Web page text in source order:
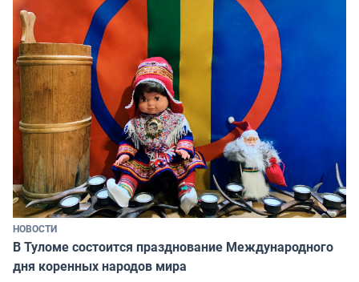
НОВОСТИ
В Туломе состоится празднование Международного
дня коренных народов мира